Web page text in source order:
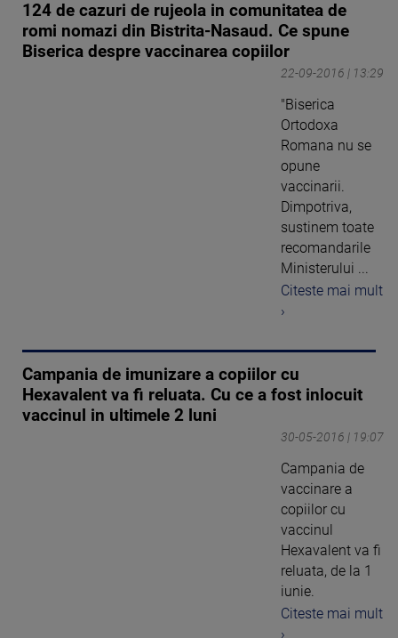
124 de cazuri de rujeola in comunitatea de
romi nomazi din Bistrita-Nasaud. Ce spune
Biserica despre vaccinarea copiilor
22-09-2016 | 13:29
"Biserica
Ortodoxa
Romana nu se
opune
vaccinarii.
Dimpotriva,
sustinem toate
recomandarile
Ministerului ...
Citeste mai mult
›
Campania de imunizare a copiilor cu
Hexavalent va fi reluata. Cu ce a fost inlocuit
vaccinul in ultimele 2 luni
30-05-2016 | 19:07
Campania de
vaccinare a
copiilor cu
vaccinul
Hexavalent va fi
reluata, de la 1
iunie.
Citeste mai mult
›